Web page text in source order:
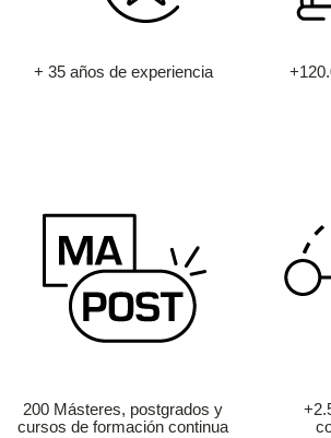
+ 35 años de experiencia
200 Másteres, postgrados y
cursos de formación continua